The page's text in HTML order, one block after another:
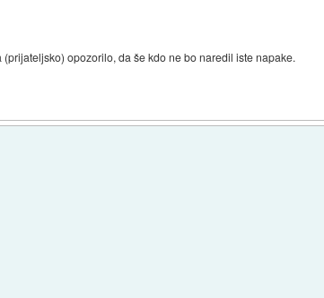
opozorilo, da še kdo ne bo naredil iste napake.